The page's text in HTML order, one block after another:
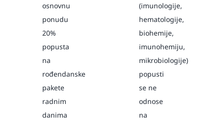
osnovnu
ponudu
20%
popusta
na
rođendanske
pakete
radnim
danima
(imunologije,
hematologije,
biohemije,
imunohemiju,
mikrobiologije)
popusti
se ne
odnose
na